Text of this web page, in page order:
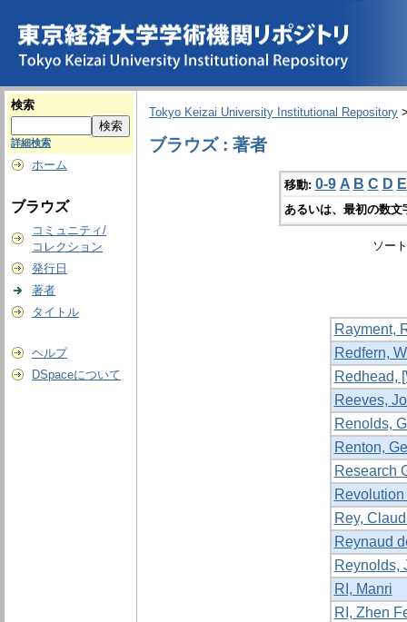
検索
詳細検索
ホーム
ブラウズ
コミュニティ/
コレクション
発行日
著者
タイトル
ヘルプ
DSpaceについて
Tokyo Keizai University Institutional Repository
ブラウズ : 著者
移動: 0-9 A B C D E
あるいは、最初の数
ソー
Rayment,
Redfern,
Redhead,
Reeves,
Renolds,
Renton,
Research
Rey,
Reynaud
Reynolds,
RI, Manri
RI, Zhen